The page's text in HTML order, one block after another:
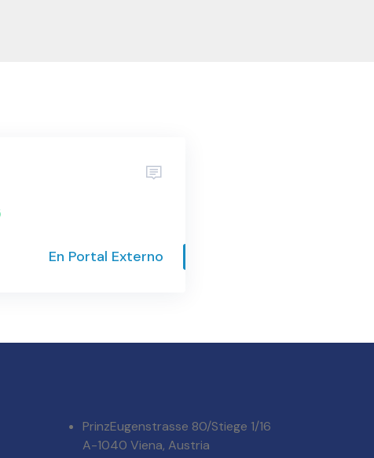
En Portal Externo
PrinzEugenstrasse 80/Stiege 1/16
A-1040 Viena, Austria